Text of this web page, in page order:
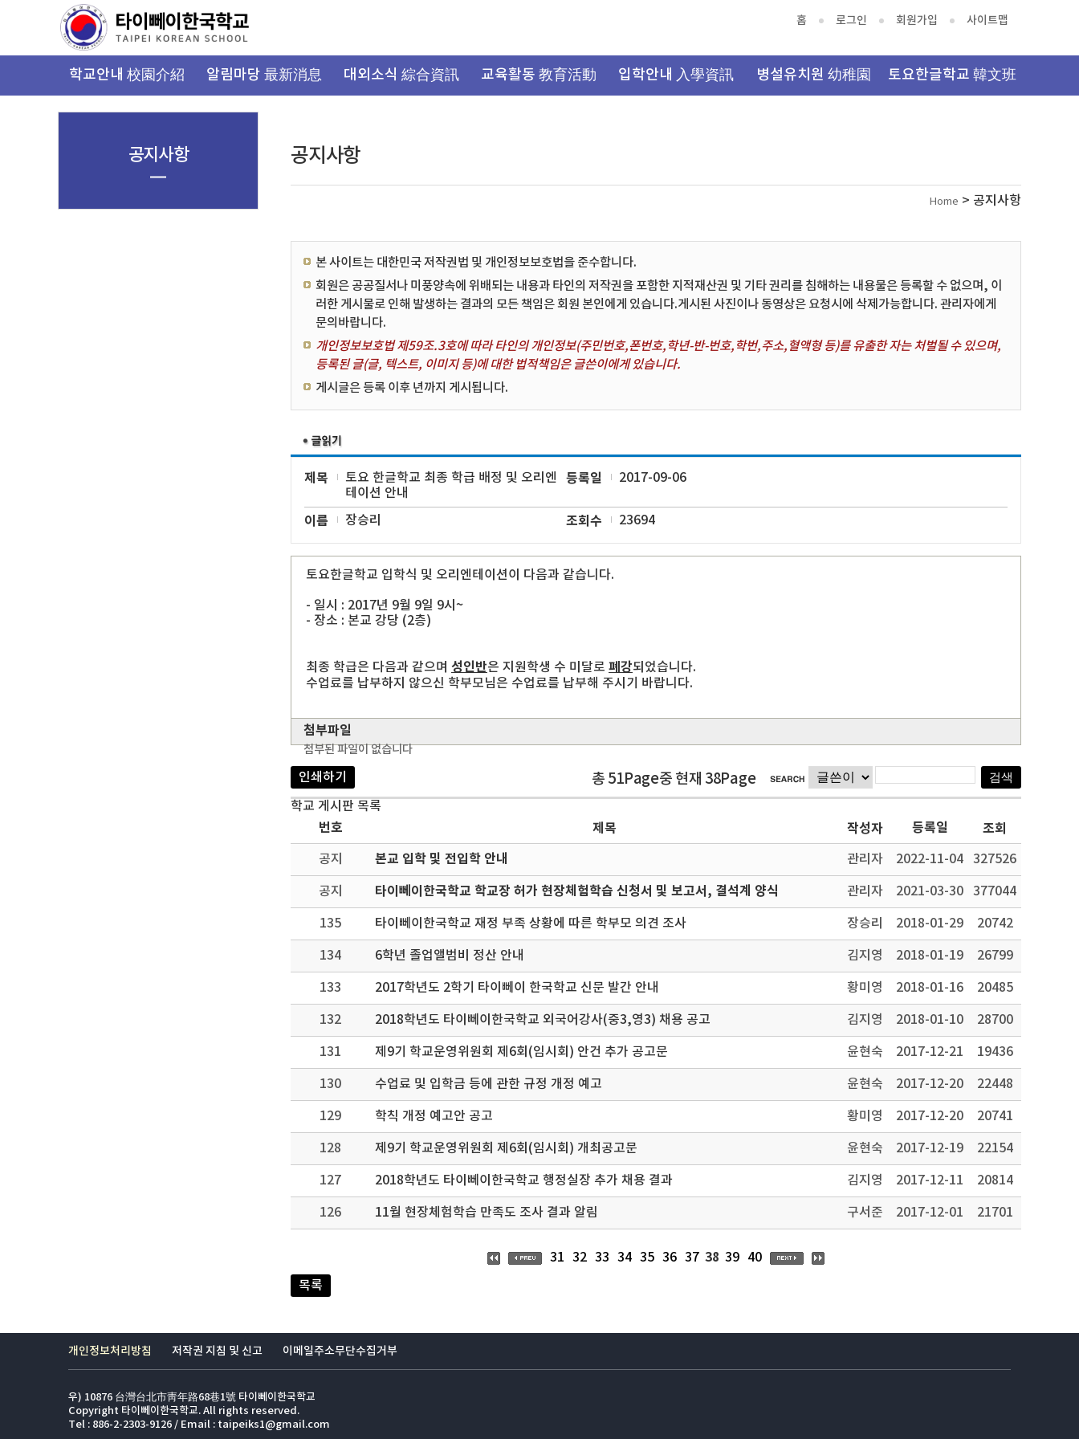
뉴
홈 로그인 회원가입 사이트맵
학교안내 校園介紹 알림마당 最新消息 대외소식 綜合資訊 교육활동 教育活動 입학안내 入學資訊 병설유치원 幼稚園 토요한글학교 韓文班
공지사항
Home > 공지사항
본 사이트는 대한민국 저작권법 및 개인정보보호법을 준수합니다.
회원은 공공질서나 미풍양속에 위배되는 내용과 타인의 저작권을 포함한 지적재산권 및 기타 권리를 침해하는 내용물은 등록할 수 없으며, 이
러한 게시물로 인해 발생하는 결과의 모든 책임은 회원 본인에게 있습니다.게시된 사진이나 동영상은 요청시에 삭제가능합니다. 관리자에게
문의바랍니다.
개인정보보호법 제59조.3호에 따라 타인의 개인정보(주민번호,폰번호,학년-반-번호,학번,주소,혈액형 등)를 유출한 자는 처벌될 수 있으며,
등록된 글(글, 텍스트, 이미지 등)에 대한 법적책임은 글쓴이에게 있습니다.
게시글은 등록 이후 년까지 게시됩니다.
제목
토요 한글학교 최종 학급 배정 및 오리엔
테이션 안내
등록일 2017-09-06
이름 장승리 조회수 23694
토요한글학교 입학식 및 오리엔테이션이 다음과 같습니다.
- 일시 : 2017년 9월 9일 9시~
- 장소 : 본교 강당 (2층)
최종 학급은 다음과 같으며 성인반은 지원학생 수 미달로 폐강되었습니다.
수업료를 납부하지 않으신 학부모님은 수업료를 납부해 주시기 바랍니다.
첨부파일
첨부된 파일이 없습니다
인쇄하기 총 51Page중 현재 38Page
학교 게시판 목록
번호 제목 작성자 등록일 조회
공지 본교 입학 및 전입학 안내 관리자 2022-11-04 327526
공지 타이뻬이한국학교 학교장 허가 현장체험학습 신청서 및 보고서, 결석계 양식 관리자 2021-03-30 377044
135 타이뻬이한국학교 재정 부족 상황에 따른 학부모 의견 조사 장승리 2018-01-29 20742
134 6학년 졸업앨범비 정산 안내 김지영 2018-01-19 26799
133 2017학년도 2학기 타이뻬이 한국학교 신문 발간 안내 황미영 2018-01-16 20485
132 2018학년도 타이뻬이한국학교 외국어강사(중3,영3) 채용 공고 김지영 2018-01-10 28700
131 제9기 학교운영위원회 제6회(임시회) 안건 추가 공고문 윤현숙 2017-12-21 19436
130 수업료 및 입학금 등에 관한 규정 개정 예고 윤현숙 2017-12-20 22448
129 학칙 개정 예고안 공고 황미영 2017-12-20 20741
128 제9기 학교운영위원회 제6회(임시회) 개최공고문 윤현숙 2017-12-19 22154
127 2018학년도 타이뻬이한국학교 행정실장 추가 채용 결과 김지영 2017-12-11 20814
126 11월 현장체험학습 만족도 조사 결과 알림 구서준 2017-12-01 21701
31 32 33 34 35 36 37 38 39
40
목록
공지사항
개인정보처리방침 저작권 지침 및 신고 이메일주소무단수집거부
우) 10876 台灣台北市靑年路68巷1號 타이뻬이한국학교
Copyright 타이뻬이한국학교. All rights reserved.
Tel : 886-2-2303-9126 / Email : taipeiks1@gmail.com